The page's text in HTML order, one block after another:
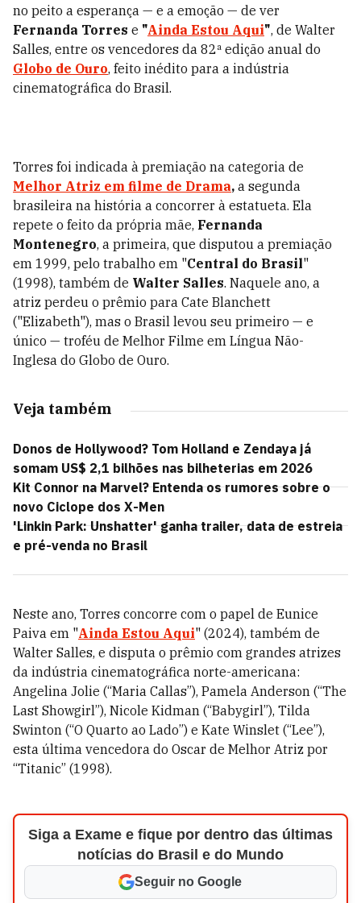
no peito a esperança — e a emoção — de ver
Fernanda Torres e "Ainda Estou Aqui", de Walter
Salles, entre os vencedores da 82ª edição anual do
Globo de Ouro, feito inédito para a indústria
cinematográfica do Brasil.
Torres foi indicada à premiação na categoria de
Melhor Atriz em filme de Drama, a segunda
brasileira na história a concorrer à estatueta. Ela
repete o feito da própria mãe, Fernanda
Montenegro, a primeira, que disputou a premiação
em 1999, pelo trabalho em "Central do Brasil"
(1998), também de Walter Salles. Naquele ano, a
atriz perdeu o prêmio para Cate Blanchett
("Elizabeth"), mas o Brasil levou seu primeiro — e
único — troféu de Melhor Filme em Língua Não-
Inglesa do Globo de Ouro.
Veja também
Donos de Hollywood? Tom Holland e Zendaya já
somam US$ 2,1 bilhões nas bilheterias em 2026
Kit Connor na Marvel? Entenda os rumores sobre o
novo Ciclope dos X-Men
'Linkin Park: Unshatter' ganha trailer, data de estreia
e pré-venda no Brasil
Neste ano, Torres concorre com o papel de Eunice
Paiva em "Ainda Estou Aqui" (2024), também de
Walter Salles, e disputa o prêmio com grandes atrizes
da indústria cinematográfica norte-americana:
Angelina Jolie (“Maria Callas”), Pamela Anderson (“The
Last Showgirl”), Nicole Kidman (“Babygirl”), Tilda
Swinton (“O Quarto ao Lado”) e Kate Winslet (“Lee”),
esta última vencedora do Oscar de Melhor Atriz por
“Titanic” (1998).
Siga a Exame e fique por dentro das últimas
notícias do Brasil e do Mundo
Seguir no Google